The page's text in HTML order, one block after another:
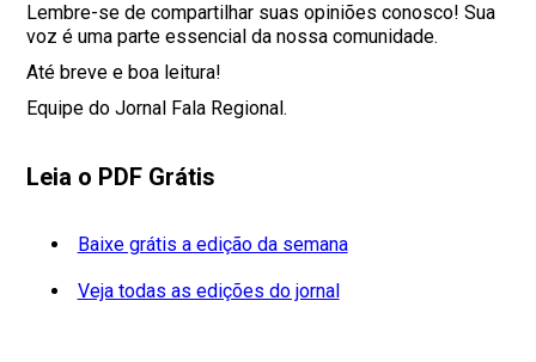
Lembre-se de compartilhar suas opiniões conosco! Sua
voz é uma parte essencial da nossa comunidade.
Até breve e boa leitura!
Equipe do Jornal Fala Regional.
Leia o PDF Grátis
Baixe grátis a edição da semana
Veja todas as edições do jornal